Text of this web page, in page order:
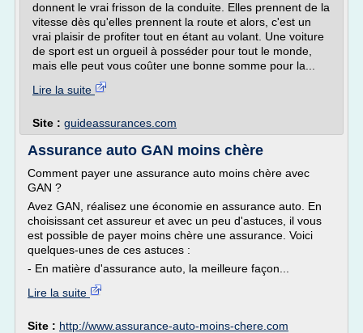
donnent le vrai frisson de la conduite. Elles prennent de la
vitesse dès qu'elles prennent la route et alors, c'est un
vrai plaisir de profiter tout en étant au volant. Une voiture
de sport est un orgueil à posséder pour tout le monde,
mais elle peut vous coûter une bonne somme pour la...
Lire la suite
Site : guideassurances.com
Assurance auto GAN moins chère
Comment payer une assurance auto moins chère avec
GAN ?
Avez GAN, réalisez une économie en assurance auto. En
choisissant cet assureur et avec un peu d'astuces, il vous
est possible de payer moins chère une assurance. Voici
quelques-unes de ces astuces :
- En matière d'assurance auto, la meilleure façon...
Lire la suite
Site : http://www.assurance-auto-moins-chere.com